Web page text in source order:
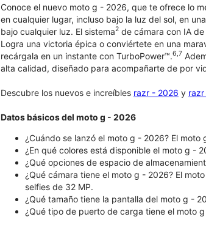
Conoce el nuevo moto g - 2026, que te ofrece lo
en cualquier lugar, incluso bajo la luz del sol, en
bajo cualquier luz. El sistema2 de cámara con IA
Logra una victoria épica o conviértete en una
recárgala en un instante con TurboPower™.6,7
alta calidad, diseñado para acompañarte de por
Descubre los nuevos e increíbles razr - 2026 y
Datos básicos del moto g - 2026
¿Cuándo se lanzó el moto g - 2026?​​​​​​​ El
¿En qué colores está disponible el moto g -
¿Qué opciones de espacio de
¿Qué cámara tiene el moto g - 2026? El
selfies de 32 MP.
¿Qué tamaño tiene la pantalla del moto g -
¿Qué tipo de puerto de carga tiene el moto